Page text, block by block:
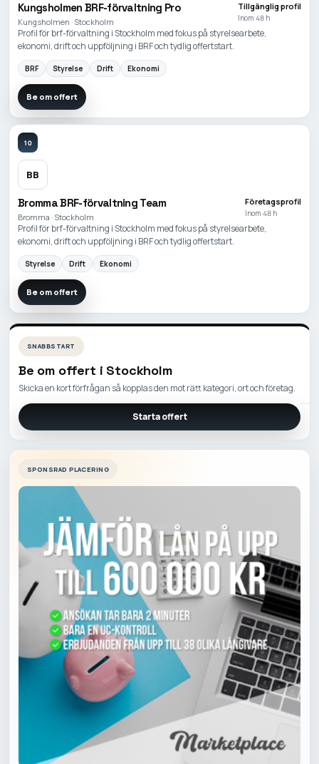
Kungsholmen BRF-förvaltning Pro
Kungsholmen · Stockholm
Tillgänglig profil
Inom 48 h
Profil för brf-förvaltning i Stockholm med fokus på styrelsearbete,
ekonomi, drift och uppföljning i BRF och tydlig offertstart.
BRF Styrelse Drift Ekonomi
Be om offert
10
BB
Bromma BRF-förvaltning Team
Bromma · Stockholm
Företagsprofil
Inom 48 h
Profil för brf-förvaltning i Stockholm med fokus på styrelsearbete,
ekonomi, drift och uppföljning i BRF och tydlig offertstart.
Styrelse Drift Ekonomi
Be om offert
SNABBSTART
Be om offert i Stockholm
Skicka en kort förfrågan så kopplas den mot rätt kategori, ort och företag.
Starta offert
SPONSRAD PLACERING